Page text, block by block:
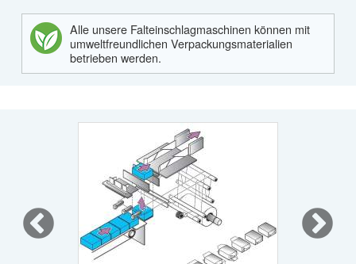
Alle unsere Falteinschlagmaschinen können mit
umweltfreundlichen Verpackungsmaterialien
betrieben werden.